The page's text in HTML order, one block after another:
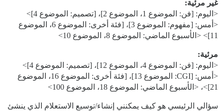
غير مرئية:
<اليوم: [فن: الموضوع 1، الموضوع 2]، [تصميم: الموضوع 4]>
<أمس: [مفهوم: الموضوع 3]، [فئة أخرى: الموضوع 6، الموضوع
11]> <الأسبوع الماضي: الموضوع 8، الموضوع 10>
مرئية:
<اليوم: [فن: الموضوع 4، الموضوع 12]، [تصميم: الموضوع 4]>
<أمس: [CGI: الموضوع 13]، [فئة أخرى: الموضوع 16، الموضوع
21]>، <الأسبوع الماضي: الموضوع 18، الموضوع 100>
سؤالي الرئيسي هو كيف يمكنني إنشاء/توسيع الاستعلام الذي ينشئ